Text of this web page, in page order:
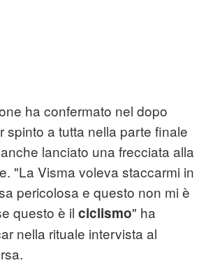
ha confermato nel dopo
spinto a tutta nella parte finale
lanciato una frecciata alla
"La Visma voleva staccarmi in
pericolosa e questo non mi è
questo è il ciclismo" ha
nella rituale intervista al